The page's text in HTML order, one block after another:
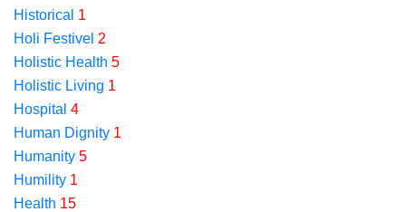
Historical 1
Holi Festivel 2
Holistic Health 5
Holistic Living 1
Hospital 4
Human Dignity 1
Humanity 5
Humility 1
Health 15